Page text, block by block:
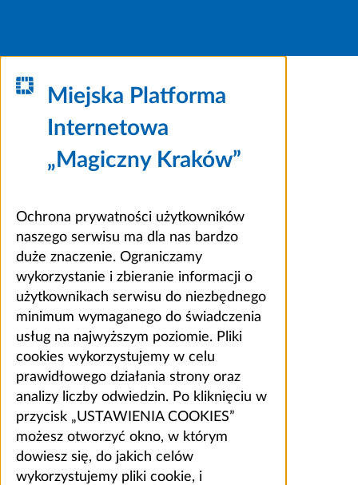
Miejska Platforma
Internetowa
„Magiczny Kraków”
Ochrona prywatności użytkowników
naszego serwisu ma dla nas bardzo
duże znaczenie. Ograniczamy
wykorzystanie i zbieranie informacji o
użytkownikach serwisu do niezbędnego
minimum wymaganego do świadczenia
usług na najwyższym poziomie. Pliki
cookies wykorzystujemy w celu
prawidłowego działania strony oraz
analizy liczby odwiedzin. Po kliknięciu w
przycisk „USTAWIENIA COOKIES”
możesz otworzyć okno, w którym
dowiesz się, do jakich celów
wykorzystujemy pliki cookie, i